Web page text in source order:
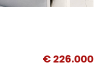
€ 226.000